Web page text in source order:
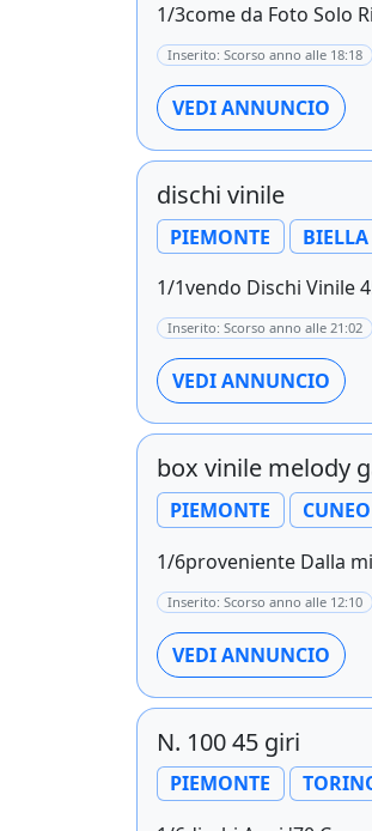
1/3come da Foto Solo
Inserito: Scorso anno alle 18:18
VEDI ANNUNCIO
dischi vinile
PIEMONTE BIELLA
1/1vendo Dischi Vinile
Inserito: Scorso anno alle 21:02
VEDI ANNUNCIO
box vinile melody
PIEMONTE CUNEO
1/6proveniente Dalla
Inserito: Scorso anno alle 12:10
VEDI ANNUNCIO
N. 100 45 giri
PIEMONTE